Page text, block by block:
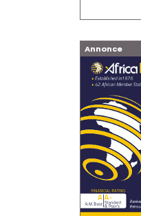
Annonce